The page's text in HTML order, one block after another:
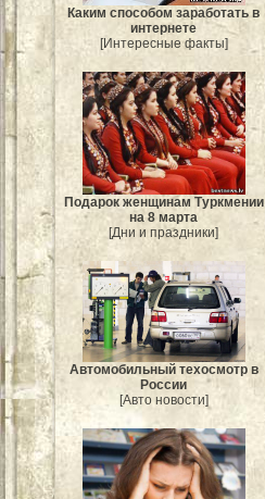
Каким способом заработать в
интернете
[Интересные факты]
Подарок женщинам Туркмении
на 8 марта
[Дни и праздники]
Автомобильный техосмотр в
России
[Авто новости]